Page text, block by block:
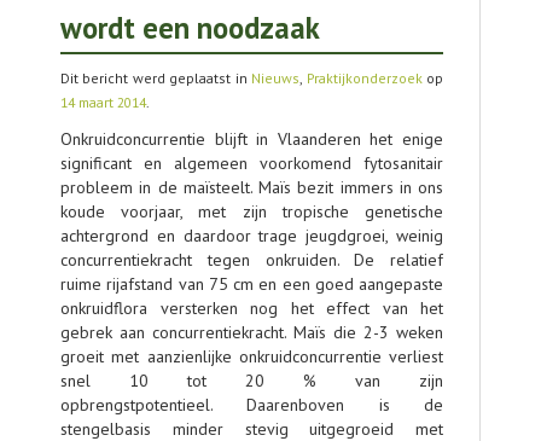
PUBLICATIES
TOOLS
OVER LCV
CONTACT
wordt een noodzaak
Dit bericht werd geplaatst in Nieuws, Praktijkonderzoekop
14 maart 2014.
Onkruidconcurrentie blijft in Vlaanderen het enige
significant en algemeen voorkomend fytosanitair
probleem in de maïsteelt. Maïs bezit immers in ons
koude voorjaar, met zijn tropische genetische
achtergrond en daardoor trage jeugdgroei, weinig
concurrentiekracht tegen onkruiden. De relatief
ruime rijafstand van 75 cm en een goed aangepaste
onkruidflora versterken nog het effect van het
gebrek aan concurrentiekracht. Maïs die 2-3 weken
groeit met aanzienlijke onkruidconcurrentie verliest
snel 10 tot 20 % van zijn
opbrengstpotentieel. Daarenboven is de
stengelbasis minder stevig uitgegroeid met